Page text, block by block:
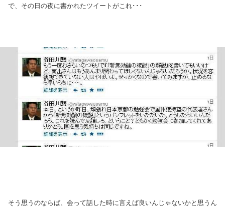
で、その日の夜に書かれたツイートがこれ･･･
そう思うのならば、会って話した時に言えば良いんじゃないかと思うん